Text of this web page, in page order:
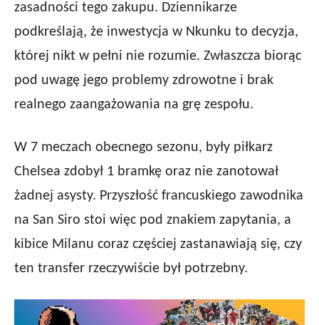
zasadności tego zakupu. Dziennikarze
podkreślają, że inwestycja w Nkunku to decyzja,
której nikt w pełni nie rozumie. Zwłaszcza biorąc
pod uwagę jego problemy zdrowotne i brak
realnego zaangażowania na grę zespołu.
W 7 meczach obecnego sezonu, były piłkarz
Chelsea zdobył 1 bramkę oraz nie zanotował
żadnej asysty. Przyszłość francuskiego zawodnika
na San Siro stoi więc pod znakiem zapytania, a
kibice Milanu coraz częściej zastanawiają się, czy
ten transfer rzeczywiście był potrzebny.